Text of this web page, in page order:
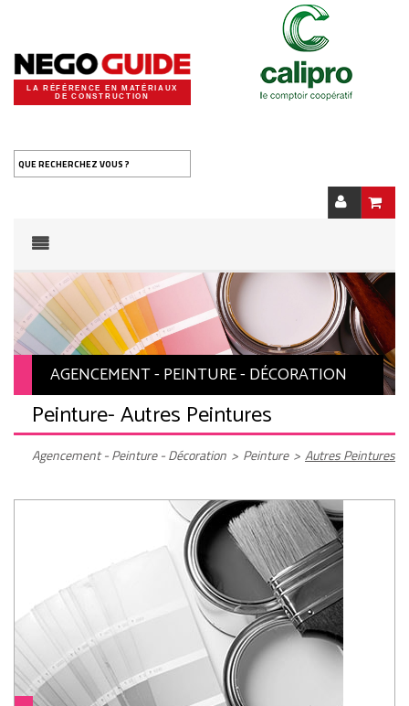
LA RÉFÉRENCE EN MATÉRIAUX
DE CONSTRUCTION
QUE RECHERCHEZ VOUS ?
AGENCEMENT - PEINTURE - DÉCORATION
Peinture- Autres Peintures
Agencement - Peinture - Décoration > Peinture > Autres Peintures